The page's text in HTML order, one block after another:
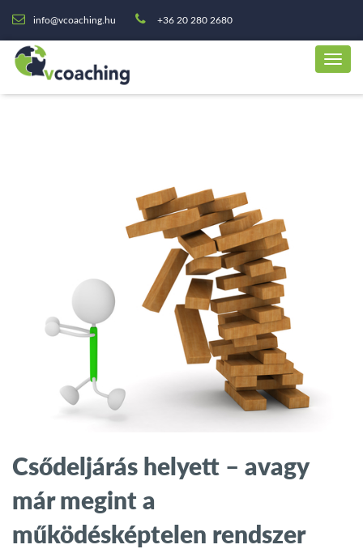
info@vcoaching.hu +36 20 280 2680
Csődeljárás helyett – avagy
már megint a
működésképtelen rendszer